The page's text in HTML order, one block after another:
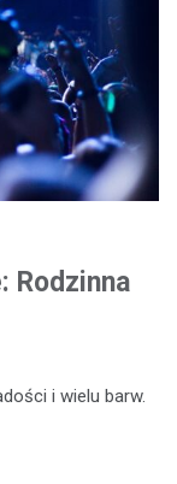
Rodzinna
i wielu barw.